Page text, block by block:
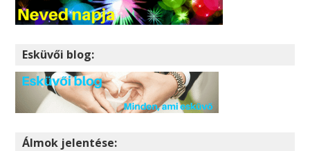
Esküvői blog:
Álmok jelentése: